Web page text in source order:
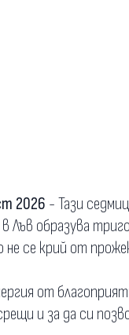
2026 - Тази
Лъв образува
не се крий от
от
и за да си